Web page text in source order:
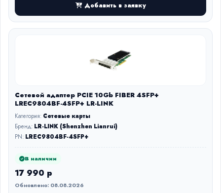
Добавить в заявку
Сетевой адаптер PCIE 10Gb FIBER 4SFP+
LREC9804BF-4SFP+ LR-LINK
Категория: Сетевые карты
Бренд: LR-LINK (Shenzhen Lianrui)
PN: LREC9804BF-4SFP+
В наличии
17 990 р
Обновлено: 08.08.2026